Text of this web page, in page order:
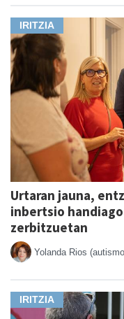
IRITZIA
Urtaran jauna,
inbertsio
zerbitzuetan
Yolanda Rios
IRITZIA